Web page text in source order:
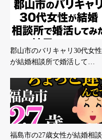
郡山市のバリキャリ30代女性
が結婚相談所で婚活して…
福島市の27歳女性が結婚相談